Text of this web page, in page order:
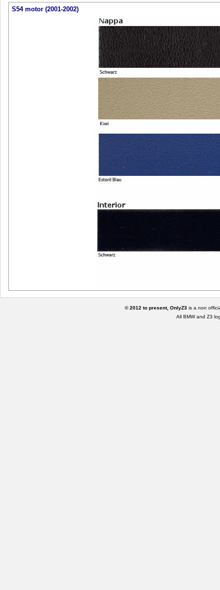
S54 motor (2001-2002)
© 2012 to present, OnlyZ3 is a non
All BMW and Z3